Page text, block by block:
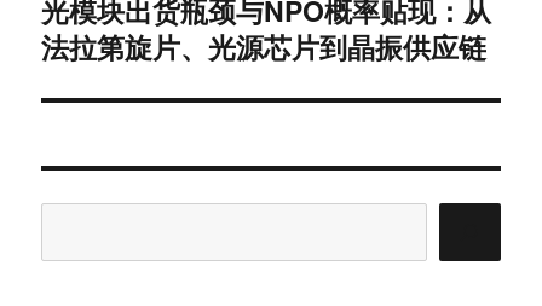
下
篇
文
章：
光模块出货瓶颈与NPO概率贴现：从
法拉第旋片、光源芯片到晶振供应链